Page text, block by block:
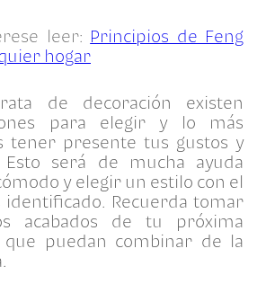
leer: Principios de Feng
hogar
de decoración existen
para elegir y lo más
tener presente tus gustos y
Esto será de mucha ayuda
y elegir un estilo con el
identificado. Recuerda tomar
acabados de tu próxima
que puedan combinar de la